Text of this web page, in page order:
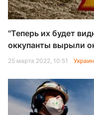
"Теперь их будет
оккупанты вырыли
25 марта 2022, 10:51